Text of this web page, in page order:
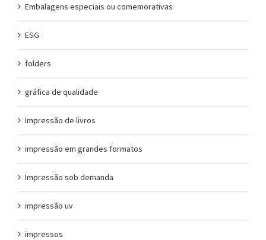
Embalagens especiais ou comemorativas
ESG
folders
gráfica de qualidade
Impressão de livros
impressão em grandes formatos
Impressão sob demanda
impressão uv
impressos